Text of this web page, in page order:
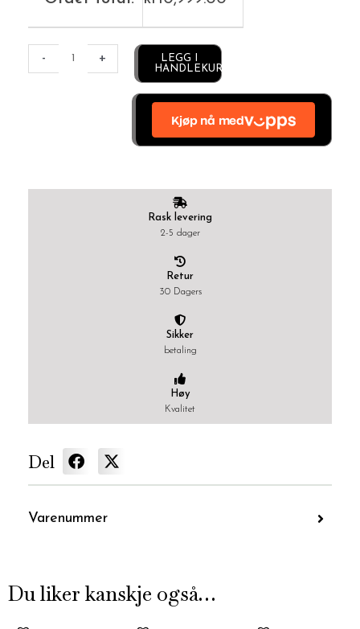
- +
LEGG I
HANDLEKURV
Rask levering
2-5 dager
Retur
30 Dagers
Sikker
betaling
Høy
Kvalitet
Del
Varenummer
Du liker kanskje også…